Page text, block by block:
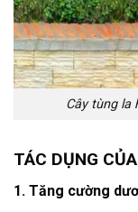
Cây tùng la
TÁC DỤNG
1. Tăng cường